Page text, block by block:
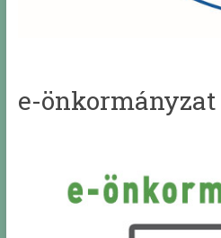
e-önkormányzat